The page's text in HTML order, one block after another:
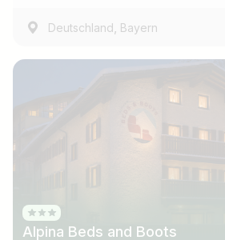
Deutschland, Bayern
Alpina Beds and Boots
I am looking for ..
Country / State